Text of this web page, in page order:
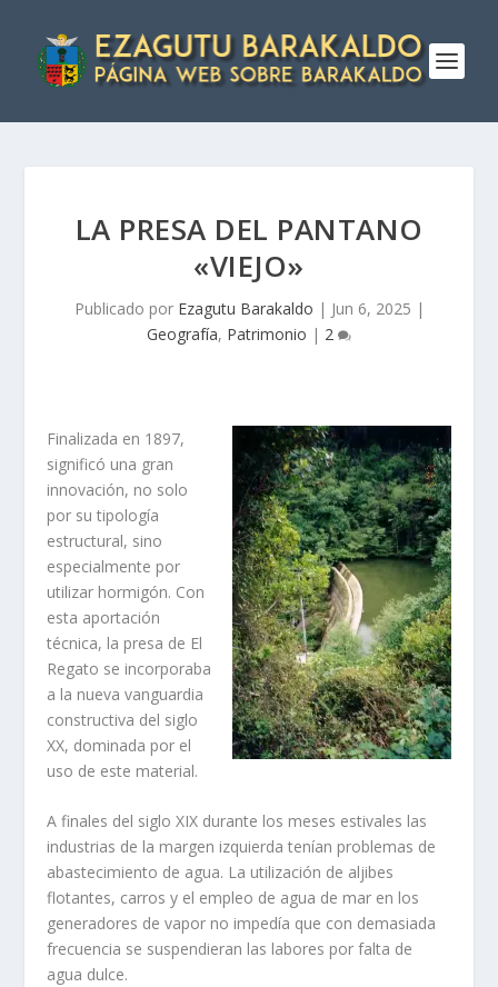
LA PRESA DEL PANTANO
«VIEJO»
Publicado por Ezagutu Barakaldo | Jun 6, 2025 |
Geografí­a, Patrimonio | 2
Finalizada en 1897,
significó una gran
innovación, no solo
por su tipologí­a
estructural, sino
especialmente por
utilizar hormigón. Con
esta aportación
técnica, la presa de El
Regato se incorporaba
a la nueva vanguardia
constructiva del siglo
XX, dominada por el
uso de este material.
A finales del siglo XIX durante los meses estivales las
industrias de la margen izquierda tení­an problemas de
abastecimiento de agua. La utilización de aljibes
flotantes, carros y el empleo de agua de mar en los
generadores de vapor no impedí­a que con demasiada
frecuen­cia se suspendieran las labores por falta de
agua dulce.